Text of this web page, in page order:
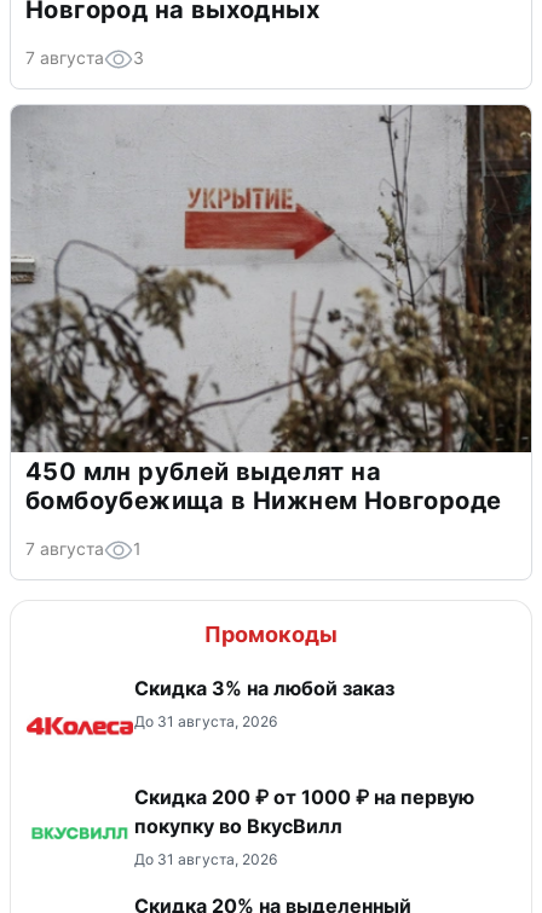
Новгород на выходных
7 августа 3
450 млн рублей выделят на
бомбоубежища в Нижнем Новгороде
7 августа 1
Промокоды
Скидка 3% на любой заказ
До 31 августа, 2026
Скидка 200 ₽ от 1000 ₽ на первую
покупку во ВкусВилл
До 31 августа, 2026
Скидка 20% на выделенный